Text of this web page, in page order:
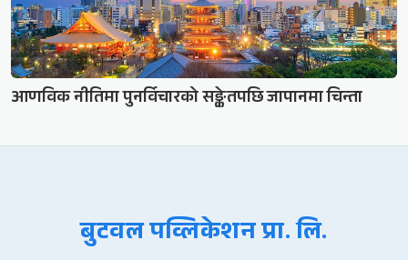
आणविक नीतिमा पुनर्विचारको सङ्केतपछि जापानमा चिन्ता
बुटवल पव्लिकेशन प्रा. लि.